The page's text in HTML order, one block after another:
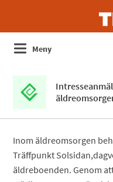
Meny
Inom äldreomsorgen
Träffpunkt
äldreboenden. Genom